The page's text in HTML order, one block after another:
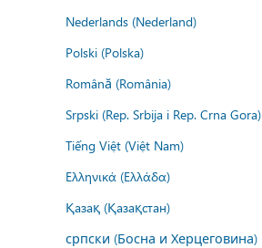
Nederlands (Nederland)
Polski (Polska)
Română (România)
Srpski (Rep. Srbija i Rep. Crna Gora)
Tiếng Việt (Việt Nam)
Ελληνικά (Ελλάδα)
Қазақ (Қазақстан)
српски (Босна и Херцеговина)